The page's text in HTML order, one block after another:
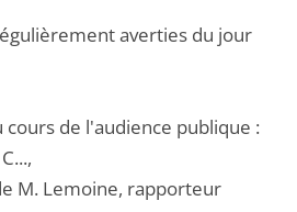
averties du jour
de l'audience publique :
M. Lemoine, rapporteur